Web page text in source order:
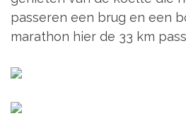
passeren een brug en een
marathon hier de 33 km